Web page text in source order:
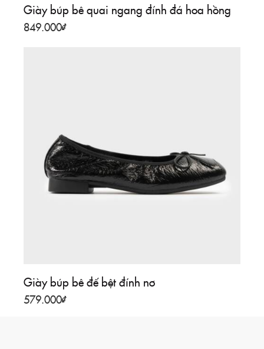
Giày búp bê quai ngang đính đá hoa hồng
849.000₫
Giày búp bê đế bệt đính nơ
579.000₫